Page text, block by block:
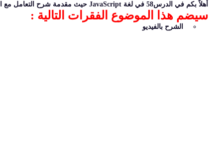
أهلاً بكم في الدرس58 في لغة JavaScript حيث مقدمة شرح التعامل مع التاريخ والوقت date and time في الجافاسكربت
سيضم هذا الموضوع الفقرات التالية :
الشرح بالفيديو